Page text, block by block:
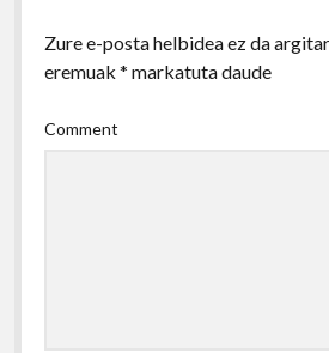
Zure e-posta helbidea ez da
eremuak * markatuta daude
Comment